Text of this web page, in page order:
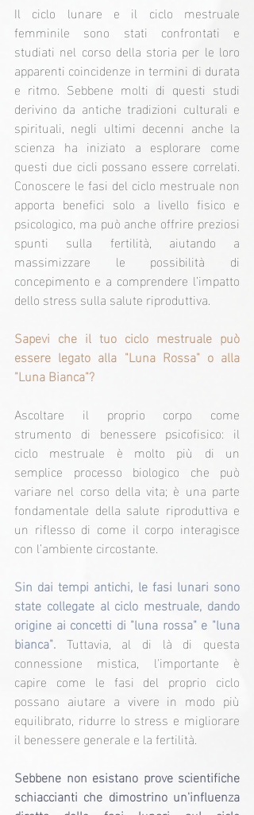
Il ciclo lunare e il ciclo mestruale
femminile sono stati confrontati e
studiati nel corso della storia per le loro
apparenti coincidenze in termini di durata
e ritmo. Sebbene molti di questi studi
derivino da antiche tradizioni culturali e
spirituali, negli ultimi decenni anche la
scienza ha iniziato a esplorare come
questi due cicli possano essere correlati.
Conoscere le fasi del ciclo mestruale non
apporta benefici solo a livello fisico e
psicologico, ma può anche offrire preziosi
spunti sulla fertilità, aiutando a
massimizzare le possibilità di
concepimento e a comprendere l’impatto
dello stress sulla salute riproduttiva.
Sapevi che il tuo ciclo mestruale può
essere legato alla "Luna Rossa" o alla
"Luna Bianca"?
Ascoltare il proprio corpo come
strumento di benessere psicofisico: il
ciclo mestruale è molto più di un
semplice processo biologico che può
variare nel corso della vita; è una parte
fondamentale della salute riproduttiva e
un riflesso di come il corpo interagisce
con l’ambiente circostante.
Sin dai tempi antichi, le fasi lunari sono
state collegate al ciclo mestruale, dando
origine ai concetti di "luna rossa" e "luna
bianca". Tuttavia, al di là di questa
connessione mistica, l'importante è
capire come le fasi del proprio ciclo
possano aiutare a vivere in modo più
equilibrato, ridurre lo stress e migliorare
il benessere generale e la fertilità.
Sebbene non esistano prove scientifiche
schiaccianti che dimostrino un'influenza